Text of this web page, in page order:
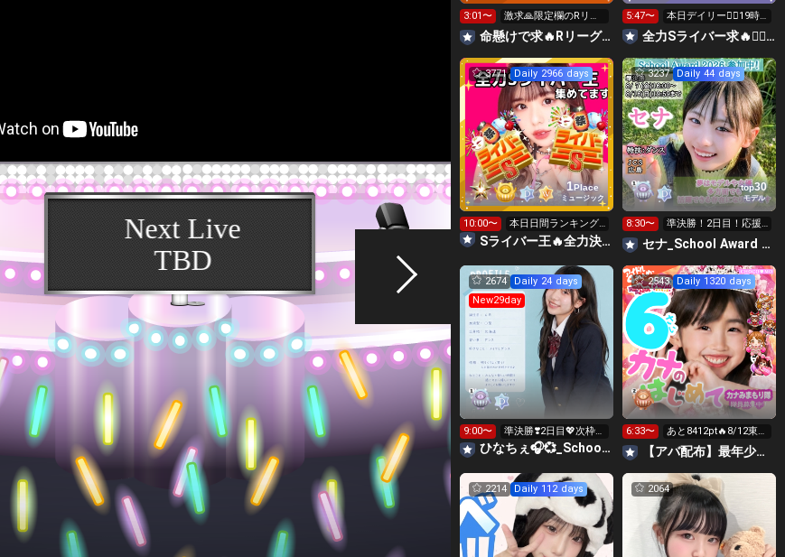
3:01〜
激求🙏限定欄のRリー
グギフト👑全力ポイン
ト勝負日🔥
命懸けで求🔥Rリーグ👑夏祭実行委員長🎆こがちゃんのちばります
5:47〜
本日デイリー❤️‍🔥19時
からライバー王求❤️‍🔥
全力Sライバー求🔥❤️‍🔥147cm深川史那のルーム🐸🎈
1Place
ミュージック
3771 Daily 2966 days
10:00〜
本日日間ランキング‼️
S王虹星大募集中🌈 Sライバー王🔥全力決勝🗽🌈Annnnnaの空⛱
top30
モデル
3237 Daily 44 days
8:30〜
準決勝！2日目！応援
よろしくお願いしま
す！
セナ_School Award 2026
2674
Daily 24 days
New29day
9:00〜
準決勝❣️2日目💖次枠9
日10時～
ひなちぇ🎧💞_School Award 2026
2543 Daily 1320 days
6:33〜
あと8412pt🔥8/12東京
和装コレクション🗼【アバ配布】最年少🍑６歳💓カナのはじめて🌈🐰💓
2214 Daily 112 days 2064